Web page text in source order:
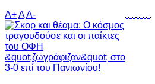
A+AA-